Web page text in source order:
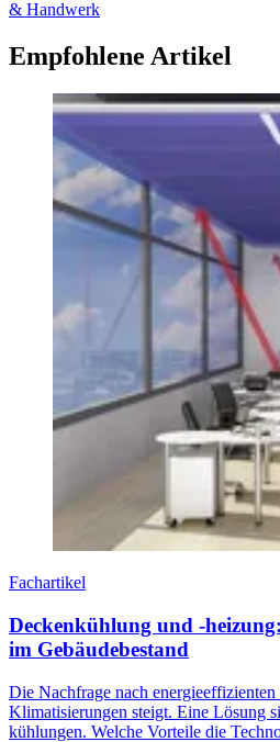
& Handwerk
Empfohlene Artikel
Fachartikel
Deckenkühlung und -
im Gebäudebestand
Die Nachfrage nach
Klimatisierungen steigt. Eine Lösung
kühlungen. Welche Vorteile die